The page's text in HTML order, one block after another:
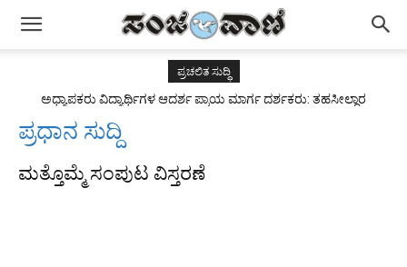
ಪ್ರಚಲಿತ ಸುದ್ಧಿ
ಅಧ್ಯಾಪಕರು ವಿದ್ಯಾರ್ಥಿಗಳ ಆದರ್ಶ ಪ್ರಾಯ ಮಾರ್ಗ ದರ್ಶಕರು: ತಹಸೀಲ್ದಾರ
ಪ್ರಧಾನ ಸುದ್ದಿ
ಮತ್ತೊಮ್ಮೆ ಸಂಪುಟ ವಿಸ್ತರಣೆ